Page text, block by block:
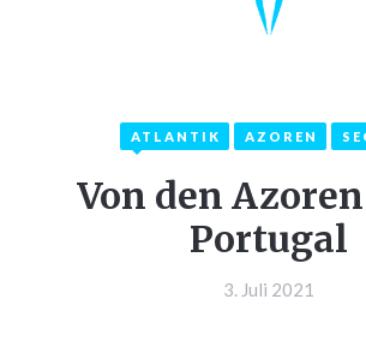
ATLANTIK AZOREN
Von den
Portugal
3. Juli 2021